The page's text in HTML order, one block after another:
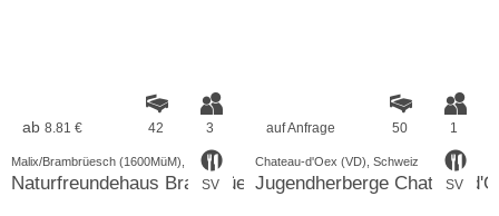
ab 8.81 € 42 3
SV
Malix/Brambrüesch (1600MüM), Schweiz
Naturfreundehaus Brambrüesch
auf Anfrage 50 1
SV
Chateau-d'Oex (VD), Schweiz
Jugendherberge Chateau-